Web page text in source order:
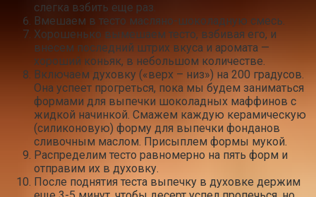
слегка взбить еще раз.
Вмешаем в тесто масляно-шоколадную смесь.
Хорошенько вымешаем тесто, взбивая его, и
внесем последний штрих вкуса и аромата —
хороший коньяк, в небольшом количестве.
Включаем духовку («верх – низ») на 200 градусов.
Она успеет прогреться, пока мы будем заниматься
формами для выпечки шоколадных маффинов с
жидкой начинкой. Смажем каждую керамическую
(силиконовую) форму для выпечки фонданов
сливочным маслом. Присыплем формы мукой.
Распределим тесто равномерно на пять форм и
отправим их в духовку.
После поднятия теста выпечку в духовке держим